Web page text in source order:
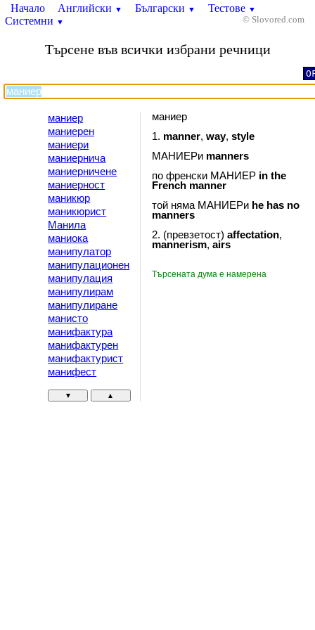
Начало Английски ▼ Български ▼ Тестове ▼
Системни ▼ © Slovored.com
Търсене във всички избрани речници
маниер
маниерен
маниери
маниернича
маниерничене
маниерност
маникюр
маникюрист
Манила
маниока
манипулатор
манипулационен
манипулация
манипулирам
манипулиране
манисто
манифактура
манифактурен
манифактурист
манифест
▼ ▲
маниер
1. manner,way,style
МАНИЕРи manners
по френски МАНИЕР in the
French manner
той няма МАНИЕРи he has no
manners
2. (превзетост)affectation,
mannerism,airs
Търсената дума е намерена